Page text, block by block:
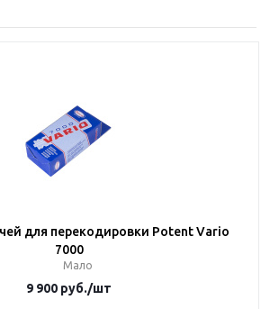
для перекодировки Potent Vario
7000
Мало
9 900 руб./шт